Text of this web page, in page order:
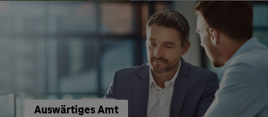
Auswärtiges Amt